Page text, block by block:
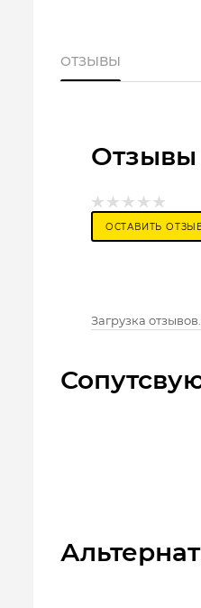
ОТЗЫВЫ
Отзывы
ОСТАВИТЬ
Загрузка отзывов...